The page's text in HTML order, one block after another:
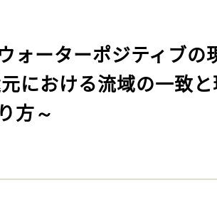
ォーターポジティブの
における流域の一致
方～